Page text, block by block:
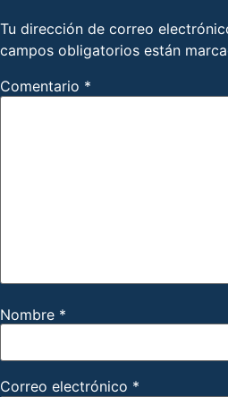
Tu dirección de correo
campos obligatorios están
Comentario *
Nombre *
Correo electrónico *